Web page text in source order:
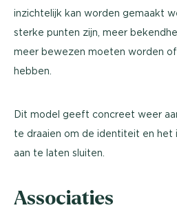
inzichtelijk kan worden gemaakt
sterke punten zijn, meer
meer bewezen moeten worden
hebben.
Dit model geeft concreet weer
te draaien om de identiteit en het
aan te laten sluiten.
Associaties